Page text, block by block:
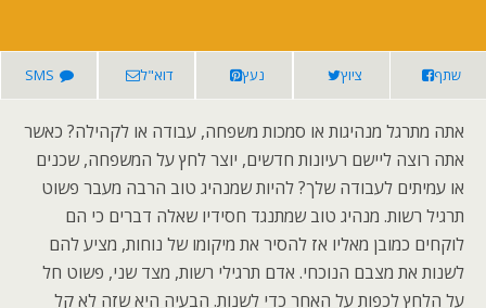
שתף ציוץ נעץ דוא"ל SMS
אתה מתרגל מנהיגות או סמכות משפחה, עבודה או לקהילה? כאשר
אתה רוצה ליישם רעיונות חדשים, יוצר לחץ על המשפחה, שכנים
או עמיתים לעבודה שלך? להיות שמנהיג טוב הרבה מעבר פשוט
תרגיל רשות. מנהיג טוב שמתנגד חסידיו שאלה דברים כי הם
לוקחים כמובן מאליו אז להסיר את מיקומו של נוחות, מציע להם
לשנות את מצבם הנוכחי. אדם תרגילי רשות, מצד שני, פשוט חל
על הלחץ לכפות על האחר כדי לשנות. הבעיה היא שזה לא קל